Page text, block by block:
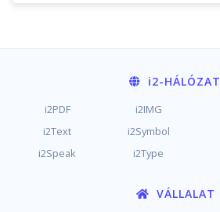
i2-HÁLÓZAT
i2PDF i2IMG
i2Text
i2Symbol
i2Speak
i2Type
VÁLLALAT